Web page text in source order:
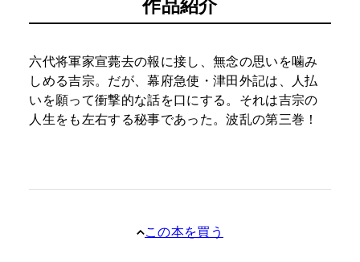
六代将軍家宣薨去の報に接し、無念の思いを噛み
しめる吉宗。だが、幕府急使・津田外記は、人払
いを願って衝撃的な話を口にする。それは吉宗の
人生をも左右する秘事であった。波乱の第三巻！
この本を買う